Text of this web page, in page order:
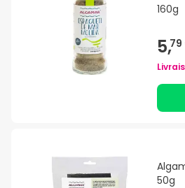
160g
5,
50g